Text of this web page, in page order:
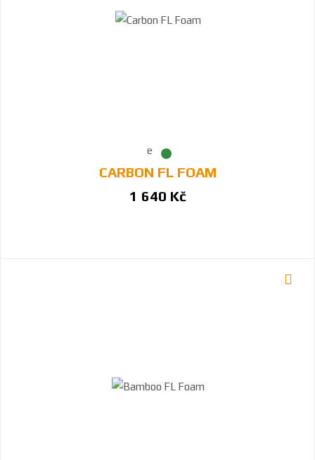
CARBON FL FOAM
1 640 Kč